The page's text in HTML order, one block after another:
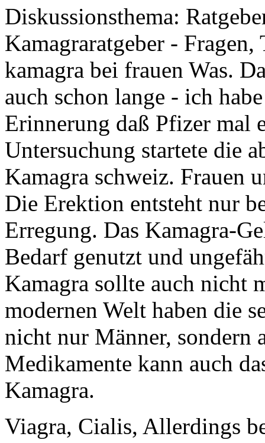
Diskussionsthema:
Kamagraratgeber -
kamagra bei frauen Was.
auch schon lange - ich
Erinnerung daß Pfizer mal
Untersuchung startete die
Kamagra schweiz. Frauen
Die Erektion entsteht nur
Erregung. Das Kamagra-
Bedarf genutzt und
Kamagra sollte auch nicht
modernen Welt haben die
nicht nur Männer, sondern
Medikamente kann auch
Kamagra.
Viagra, Cialis, Allerdings